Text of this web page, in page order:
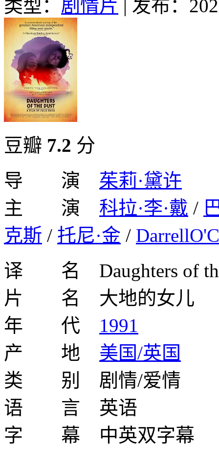
类型： 剧情片 | 发布：
豆瓣 7.2 分
导 演 茱莉·黛许
主 演 科拉·李·戴 /
克斯 / 托尼·金 /
译 名 Daughters of the
片 名 大地的女儿
年 代 1991
产 地 美国/英国
类 别 剧情/爱情
语 言 英语
字 幕 中英双字幕